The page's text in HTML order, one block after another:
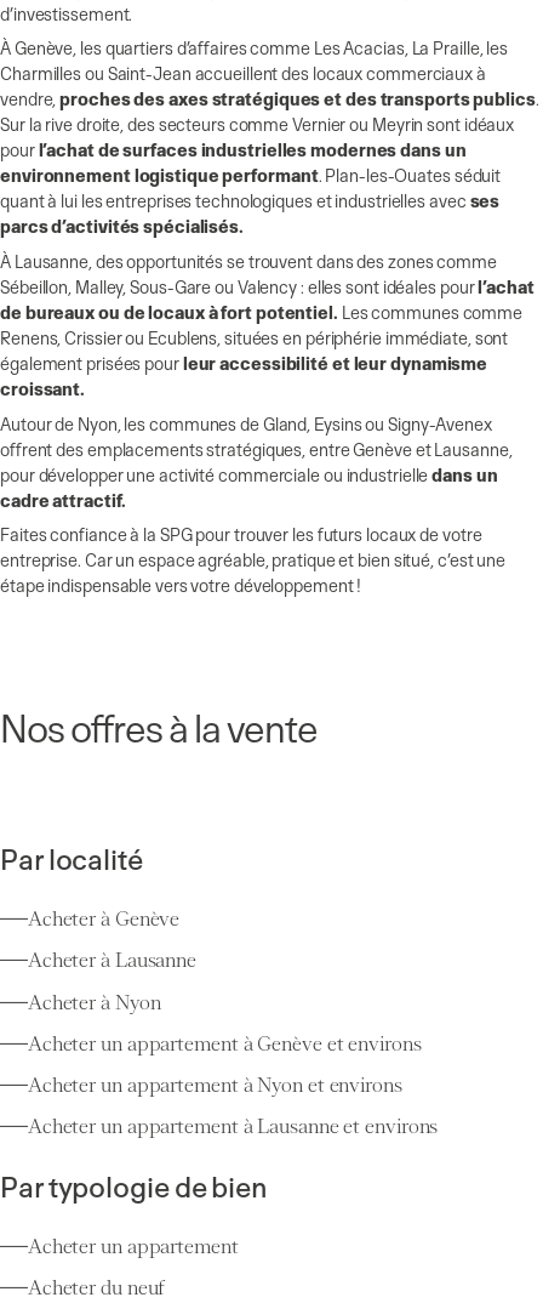
d’investissement.
À Genève, les quartiers d’affaires comme Les Acacias, La Praille, les
Charmilles ou Saint-Jean accueillent des locaux commerciaux à
vendre,proches des axes stratégiques et des transports publics.
Sur la rive droite, des secteurs comme Vernier ou Meyrin sont idéaux
pourl’achat de surfaces industrielles modernes dans un
environnement logistique performant. Plan-les-Ouates séduit
quant à lui les entreprises technologiques et industrielles avec ses
parcs d’activités spécialisés.
À Lausanne, des opportunités se trouvent dans des zones comme
Sébeillon, Malley, Sous-Gare ou Valency : elles sont idéales pourl’achat
de bureaux ou de locaux à fort potentiel. Les communes comme
Renens, Crissier ou Ecublens, situées en périphérie immédiate, sont
également prisées pourleur accessibilité et leur dynamisme
croissant.
Autour de Nyon, les communes de Gland, Eysins ou Signy-Avenex
offrent des emplacements stratégiques, entre Genève et Lausanne,
pour développer une activité commerciale ou industrielledans un
cadre attractif.
Faites confiance à la SPG pour trouver les futurs locaux de votre
entreprise. Car un espace agréable, pratique et bien situé, c’est une
étape indispensable vers votre développement !
Nos offres à la vente
Par localité
Acheter à Genève
Acheter à Lausanne
Acheter à Nyon
Acheter un appartement à Genève et environs
Acheter un appartement à Nyon et environs
Acheter un appartement à Lausanne et environs
Par typologie de bien
Acheter un appartement
Acheter du neuf